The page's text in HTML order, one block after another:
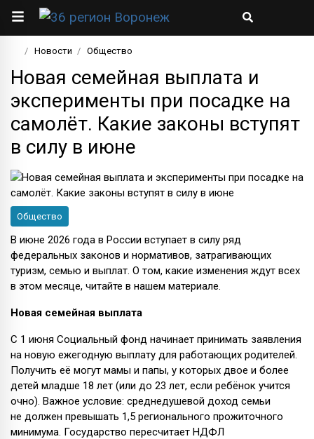
Новости Общество
Новая семейная выплата и
эксперименты при посадке на
самолёт. Какие законы вступят
в силу в июне
Общество
В июне 2026 года в России вступает в силу ряд
федеральных законов и нормативов, затрагивающих
туризм, семью и выплат. О том, какие изменения ждут всех
в этом месяце, читайте в нашем материале.
Новая семейная выплата
С 1 июня Социальный фонд начинает принимать заявления
на новую ежегодную выплату для работающих родителей.
Получить её могут мамы и папы, у которых двое и более
детей младше 18 лет (или до 23 лет, если ребёнок учится
очно). Важное условие: среднедушевой доход семьи
не должен превышать 1,5 регионального прожиточного
минимума. Государство пересчитает НДФЛ